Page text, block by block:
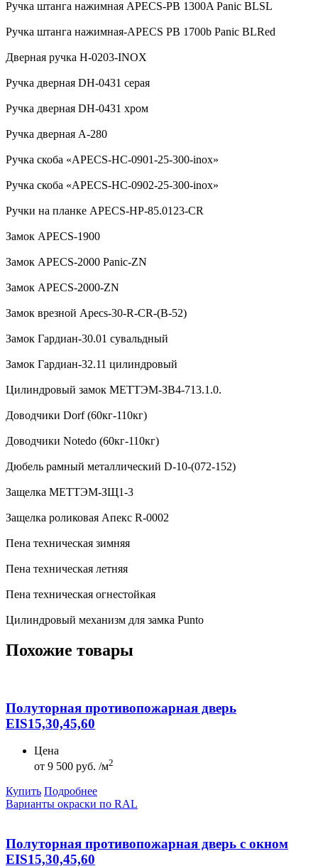
Ручка штанга нажимная APECS-PB 1300A Panic BLSL
Ручка штанга нажимная-APECS PB 1700b Panic BLRed
Дверная ручка H-0203-INOX
Ручка дверная DH-0431 серая
Ручка дверная DH-0431 хром
Ручка дверная А-280
Ручка скоба «APECS-HC-0901-25-300-inox»
Ручка скоба «APECS-HC-0902-25-300-inox»
Ручки на планке APECS-HP-85.0123-CR
Замок APECS-1900
Замок APECS-2000 Panic-ZN
Замок APECS-2000-ZN
Замок врезной Apecs-30-R-CR-(B-52)
Замок Гардиан-30.01 сувальдный
Замок Гардиан-32.11 цилиндровый
Цилиндровый замок МЕТТЭМ-ЗВ4-713.1.0.
Доводчики Dorf (60кг-110кг)
Доводчики Notedo (60кг-110кг)
Дюбель рамный металлический D-10-(072-152)
Защелка МЕТТЭМ-ЗЩ1-3
Защелка роликовая Апекс R-0002
Пена техническая зимняя
Пена техническая летняя
Пена техническая огнестойкая
Цилиндровый механизм для замка Punto
Похожие товары
Полуторная противопожарная дверь
EIS15,30,45,60
Цена
от 9 500 руб. /м2
Купить Подробнее
Варианты окраски по RAL
Полуторная противопожарная дверь с окном
EIS15,30,45,60